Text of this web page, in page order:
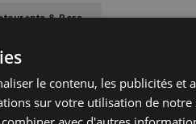
prestigieux du Savoy Hotel.
& Bars
le contenu, les publicités et
sur votre utilisation de notre